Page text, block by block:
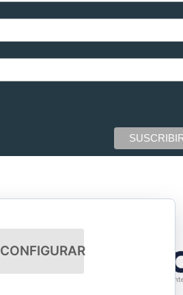
CONFIGURAR